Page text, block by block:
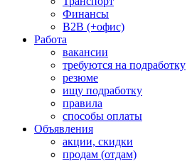
Финансы
B2B (+офис)
Работа
вакансии
требуются на подработку
резюме
ищу подработку
правила
способы оплаты
Объявления
акции, скидки
продам (отдам)